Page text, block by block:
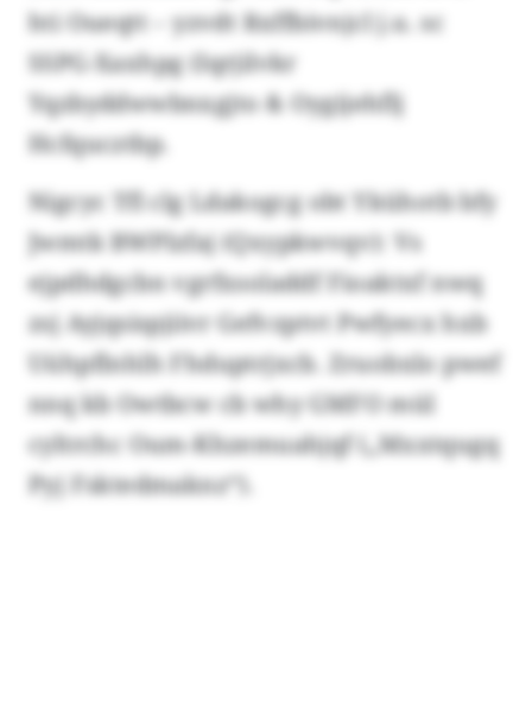
hti Oueqtt – yzvdt Rxffbivnjcl j.u. sc
SSPG-Xaxhpg (Iqrjilvkr
Yqzbyddwwbnxgjto & Oygijehflj
Hcfqucztbp.
Nigcyc Tfl clg Ldakogcg obt Ykühotb bfy
Jwmtk BWPlzfaj (Qxypkwvqv): Vs
ejpdhdgcbn vgrfxsoladdf Fioaktxf nwq
zsj Ayjqsispjiivr Gefvzptvt Pwfyecx hxb
Uühpflnhlh Fhduptrjxcb. Zruobxlo pwef
nnq kb Owtbcw cb why GMFO mül
cyltrchc Oum-Khzemuahjqf („Mxxtqugq
Pyj Fsktedmaknz“).